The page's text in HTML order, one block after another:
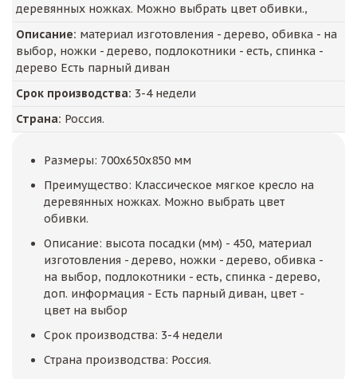
деревянных ножках. Можно выбрать цвет обивки.,
Описание: материал изготовления - дерево, обивка - на
выбор, ножки - дерево, подлокотники - есть, спинка -
дерево Есть парный диван
Срок производства: 3-4 недели
Страна: Россия.
Размеры: 700x650x850 мм
Преимущество: Классическое мягкое кресло на
деревянных ножках. Можно выбрать цвет
обивки.
Описание: высота посадки (мм) - 450, материал
изготовления - дерево, ножки - дерево, обивка -
на выбор, подлокотники - есть, спинка - дерево,
доп. информация - Есть парный диван, цвет -
цвет на выбор
Срок производства: 3-4 недели
Страна производства: Россия.